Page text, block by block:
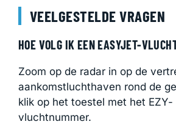
VEELGESTELDE VRAGEN
HOE VOLG IK EEN EASYJET-
Zoom op de radar in op de
aankomstluchthaven rond de
klik op het toestel met het EZY-
vluchtnummer.